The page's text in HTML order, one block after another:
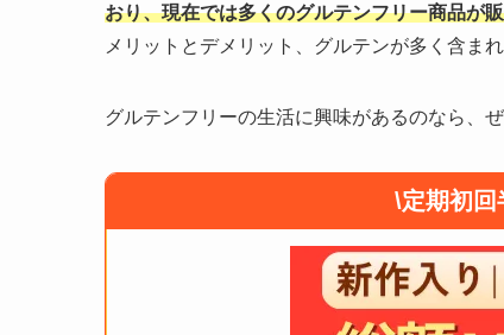
おり、現在では多くのグルテンフリー商品が
メリットとデメリット、グルテンが多く含ま
グルテンフリーの生活に興味があるのなら、
\定期初回